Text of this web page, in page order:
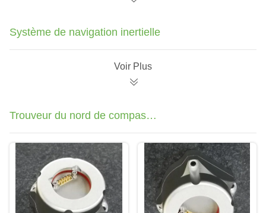
Système de navigation inertielle
Voir Plus
Trouveur du nord de compas
gyroscopique